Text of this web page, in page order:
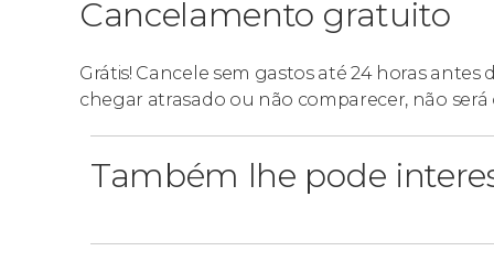
O bilhete para o ônibus turístico inclui o
sacola de boas-vindas, descontos de 10 a
gratuito ou acesso prioritário à sala de espera
Cancelamento gratuito
Grátis! Cancele sem gastos até 24 horas
chegar atrasado ou não comparecer, não
Também lhe pode